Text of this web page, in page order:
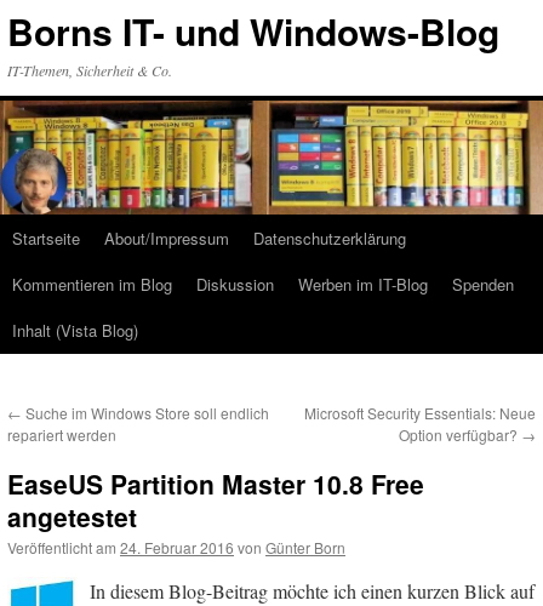
Inhalt
Borns IT- und Windows-Blog
IT-Themen, Sicherheit & Co.
Startseite About/Impressum
Datenschutzerklärung
Kommentieren im Blog
Diskussion Werben im IT-Blog
Spenden
Inhalt (Vista Blog)
← Suche im Windows Store soll endlich
repariert werden
Microsoft Security Essentials: Neue
Option verfügbar? →
EaseUS Partition Master 10.8 Free
angetestet
Veröffentlicht am 24. Februar 2016 von Günter Born
In diesem Blog-Beitrag möchte ich einen kurzen Blick auf